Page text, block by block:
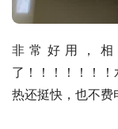
非常好用，
了！！！！！！
热还挺快，也不费